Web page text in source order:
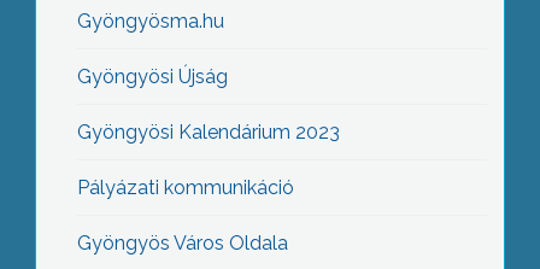
Gyöngyösma.hu
Gyöngyösi Újság
Gyöngyösi Kalendárium 2023
Pályázati kommunikáció
Gyöngyös Város Oldala